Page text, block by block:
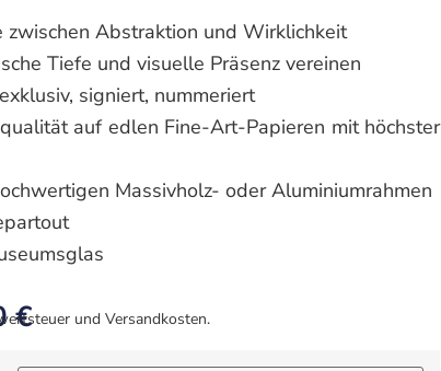
zwischen Abstraktion und Wirklichkeit
Tiefe und visuelle Präsenz vereinen
signiert, nummeriert
auf edlen Fine-Art-Papieren mit höchster
Massivholz- oder Aluminiumrahmen
€ und Versandkosten.